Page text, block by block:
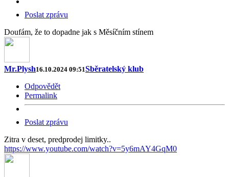
Poslat zprávu
Doufám, že to dopadne jak s Měsíčním stínem
Mr.Plysh16.10.2024 09:51Sběratelský klub
Odpovědět
Permalink
Poslat zprávu
Zitra v deset, predprodej limitky..
https://www.youtube.com/watch?v=5y6mAY4GqM0